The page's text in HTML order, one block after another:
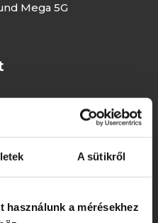
A sütikről
használunk a mérésekhez
Mega 5G
2G